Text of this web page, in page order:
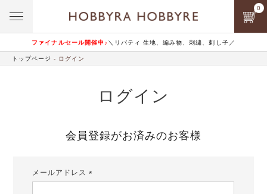
ファイナルセール開催中♪ ＼リバティ 生地、編み物、刺繍、刺し子／
0
トップページ ログイン
ログイン
会員登録がお済みのお客様
メールアドレス